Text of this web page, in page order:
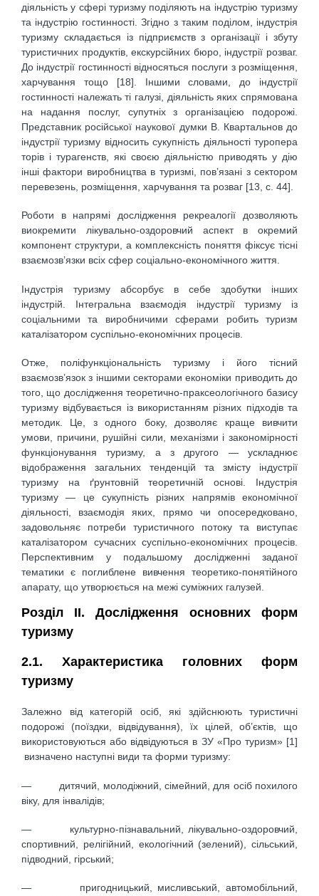
діяльність у сфері туризму поділяють на індустрію туризму
та індустрію гостинності. Згідно з таким поділом, індустрія
туризму складається із підприємств з організації і збуту
туристичних продуктів, екскурсійних бюро, індустрії розваг.
До індустрії гостинності відносяться послуги з розміщення,
харчування тощо [18]. Іншими словами, до індустрії
гостинності належать ті галузі, діяльність яких спрямована
на надання послуг, супутніх з організацією подорожі.
Представник російської наукової думки В. Квартальнов до
індустрії туризму відносить сукупність діяльності туропера
торів і турагенств, які своєю діяльністю приводять у дію
інші фактори виробництва в туризмі, пов’язані з сектором
перевезень, розміщення, харчування та розваг [13, с. 44].
Роботи в напрямі дослідження рекреалогії дозволяють
виокремити лікувально-оздоровчий аспект в окремий
компонент структури, а комплексність поняття фіксує тісні
взаємозв’язки всіх сфер соціально-економічного життя.
Індустрія туризму абсорбує в себе здобутки інших
індустрій. Інтегральна взаємодія індустрії туризму із
соціальними та виробничими сферами робить туризм
каталізатором суспільно-економічних процесів.
Отже, поліфункціональність туризму і його тісний
взаємозв’язок з іншими секторами економіки приводить до
того, що дослідження теоретично-праксеологічного базису
туризму відбувається із використанням різних підходів та
методик. Це, з одного боку, дозволяє краще вивчити
умови, причини, рушійні сили, механізми і закономірності
функціонування туризму, а з другого — ускладнює
відображення загальних тенденцій та змісту індустрії
туризму на ґрунтовній теоретичній основі. Індустрія
туризму — це сукупність різних напрямів економічної
діяльності, взаємодія яких, прямо чи опосередковано,
задовольняє потреби туристичного потоку та виступає
каталізатором сучасних суспільно-економічних процесів.
Перспективним у подальшому дослідженні заданої
тематики є поглиблене вивчення теоретико-понятійного
апарату, що утворюється на межі суміжних галузей.
Розділ ІІ. Дослідження основних форм
туризму
2.1. Характеристика головних форм
туризму
Залежно від категорій осіб, які здійснюють туристичні
подорожі (поїздки, відвідування), їх цілей, об’єктів, що
використовуються або відвідуються в ЗУ «Про туризм» [1]
визначено наступні види та форми туризму:
— дитячий, молодіжний, сімейний, для осіб похилого
віку, для інвалідів;
— культурно-пізнавальний, лікувально-оздоровчий,
спортивний, релігійний, екологічний (зелений), сільський,
підводний, гірський;
— пригодницький, мисливський, автомобільний,